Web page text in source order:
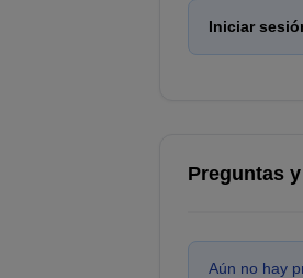
Iniciar
Preguntas
Aún no hay